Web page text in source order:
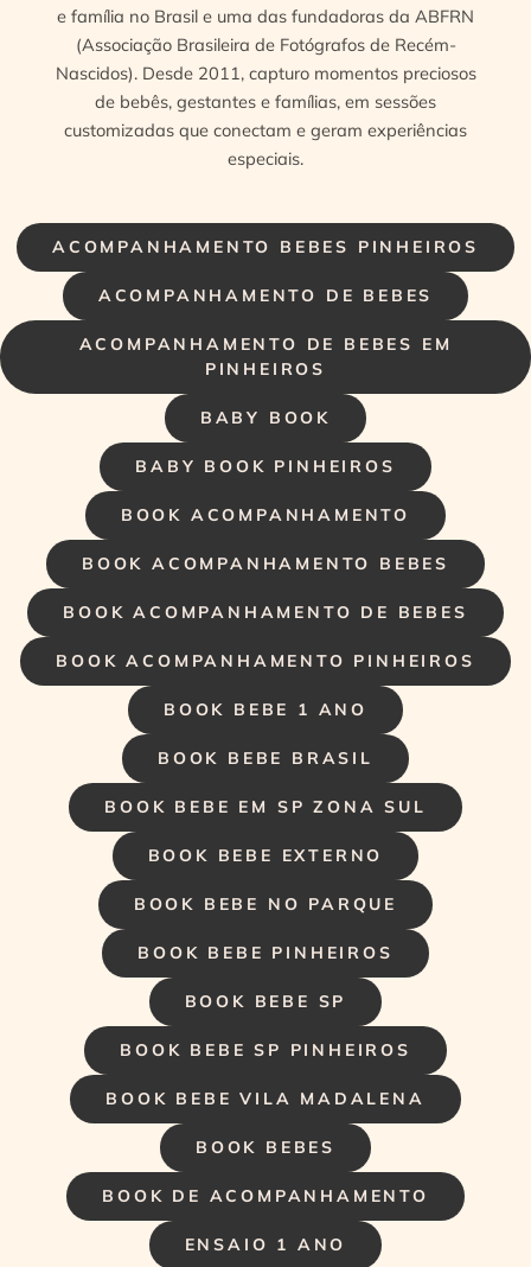
ACOMPANHAMENTO BEBES PINHEIROS
ACOMPANHAMENTO DE BEBES
ACOMPANHAMENTO DE BEBES EM
PINHEIROS
BABY BOOK
BABY BOOK PINHEIROS
BOOK ACOMPANHAMENTO
BOOK ACOMPANHAMENTO BEBES
BOOK ACOMPANHAMENTO DE BEBES
BOOK ACOMPANHAMENTO PINHEIROS
BOOK BEBE 1 ANO
BOOK BEBE BRASIL
BOOK BEBE EM SP ZONA SUL
BOOK BEBE EXTERNO
BOOK BEBE NO PARQUE
BOOK BEBE PINHEIROS
BOOK BEBE SP
BOOK BEBE SP PINHEIROS
BOOK BEBE VILA MADALENA
BOOK BEBES
BOOK DE ACOMPANHAMENTO
ENSAIO 1 ANO
e família no Brasil e uma das fundadoras da ABFRN
(Associação Brasileira de Fotógrafos de Recém-
Nascidos). Desde 2011, capturo momentos preciosos
de bebês, gestantes e famílias, em sessões
customizadas que conectam e geram experiências
especiais.